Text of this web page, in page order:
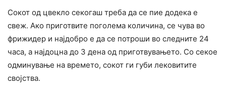
Сокот од цвекло секогаш треба да се пие додека е
свеж. Ако приготвите поголема количина, се чува во
фрижидер и најдобро е да се потроши во следните 24
часа, а најдоцна до 3 дена од приготвувањето. Со секое
одминување на времето, сокот ги губи лековитите
својства.